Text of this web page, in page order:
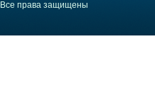
Все права защищены